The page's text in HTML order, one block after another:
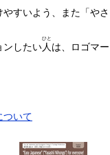
やすいよう、また「や
ンしたい人
ひと
は、ロゴマ
ついて